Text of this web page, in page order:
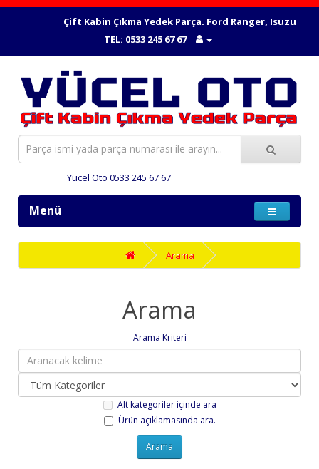
Çift Kabin Çıkma Yedek Parça. Ford Ranger, Isuzu
TEL: 0533 245 67 67
Yücel Oto 0533 245 67 67
Menü
Arama
Arama
Arama Kriteri
Alt kategoriler içinde ara
Ürün açıklamasında ara.